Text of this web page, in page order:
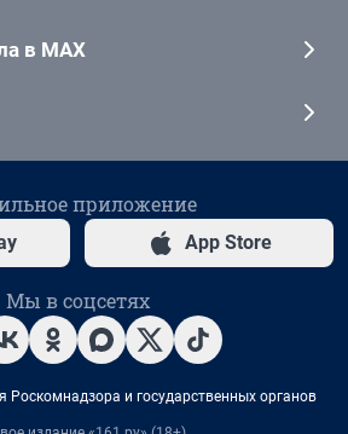
в MAX
приложение
App Store
Мы в соцсетях
Роскомнадзора и государственных органов